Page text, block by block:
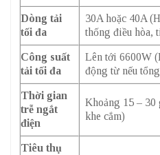
Dòng tải
tối đa
30A hoặc 40A
thống điều hòa,
Công suất
tải tối đa
Lên tới 6600W
động từ nếu
Thời gian
trễ ngắt
điện
Khoảng 15 – 30
khe cắm)
Tiêu thụ